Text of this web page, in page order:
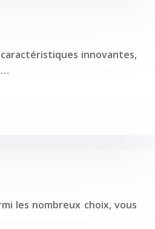
innovantes,
les nombreux choix, vous